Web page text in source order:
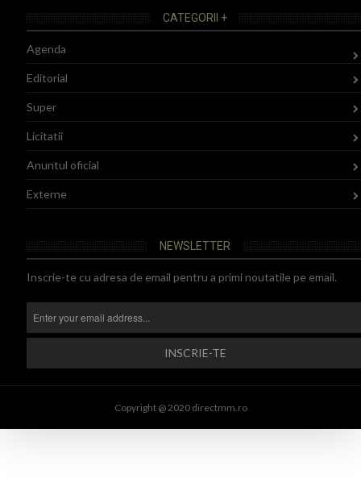
CATEGORII +
Agenda
Editorial
Super
Licitatii
Anuntul oficial
Externe
NEWSLETTER
Inscrie-te cu adresa de email pentru a primi noutatile pe email.
Copyright @ 2020 directmm.ro